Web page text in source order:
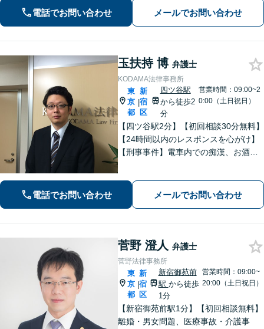
ール・WEB相談可】
電話でお問い合わせ メールでお問い合わせ
玉扶持 博 弁護士
KODAMA法律事務所
東
京
都
|
新
宿
区
四ツ谷駅
から徒歩2
分
営業時間：09:00~2
0:00（土日祝日）
【四ツ谷駅2分】【初回相談30分無料】
【24時間以内のレスポンスを心がけ】
【刑事事件】電車内での痴漢、お酒を
料請求／財産分与／親権など幅広く対
電話でお問い合わせ メールでお問い合わせ
菅野 澄人 弁護士
菅野法律事務所
東
京
都
|
新
宿
区
新宿御苑前
駅 から徒歩
1分
営業時間：09:00~
20:00（土日祝日）
【新宿御苑前駅1分】【初回相談無料】
離婚・男女問題、医療事故・介護事